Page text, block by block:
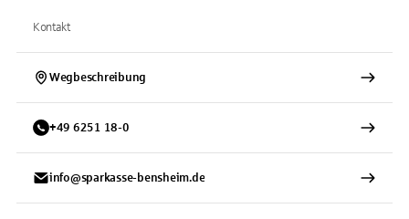
Kontakt
Wegbeschreibung
+49 6251 18-0
info@sparkasse-bensheim.de